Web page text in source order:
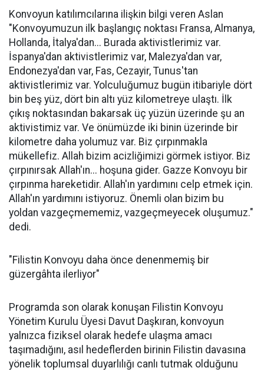
Konvoyun katılımcılarına ilişkin bilgi veren Aslan
"Konvoyumuzun ilk başlangıç noktası Fransa, Almanya,
Hollanda, İtalya'dan... Burada aktivistlerimiz var.
İspanya'dan aktivistlerimiz var, Malezya'dan var,
Endonezya'dan var, Fas, Cezayir, Tunus'tan
aktivistlerimiz var. Yolculuğumuz bugün itibariyle dört
bin beş yüz, dört bin altı yüz kilometreye ulaştı. İlk
çıkış noktasından bakarsak üç yüzün üzerinde şu an
aktivistimiz var. Ve önümüzde iki binin üzerinde bir
kilometre daha yolumuz var. Biz çırpınmakla
mükellefiz. Allah bizim acizliğimizi görmek istiyor. Biz
çırpınırsak Allah'ın... hoşuna gider. Gazze Konvoyu bir
çırpınma hareketidir. Allah'ın yardımını celp etmek için.
Allah'ın yardımını istiyoruz. Önemli olan bizim bu
yoldan vazgeçmememiz, vazgeçmeyecek oluşumuz."
dedi.
"Filistin Konvoyu daha önce denenmemiş bir
güzergâhta ilerliyor"
Programda son olarak konuşan Filistin Konvoyu
Yönetim Kurulu Üyesi Davut Daşkıran, konvoyun
yalnızca fiziksel olarak hedefe ulaşma amacı
taşımadığını, asıl hedeflerden birinin Filistin davasına
yönelik toplumsal duyarlılığı canlı tutmak olduğunu